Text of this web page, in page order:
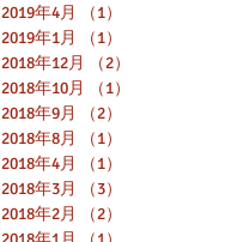
2019年4月
（1）
2019年1月
（1）
2018年12月
（2）
2018年10月
（1）
2018年9月
（2）
2018年8月
（1）
2018年4月
（1）
2018年3月
（3）
2018年2月
（2）